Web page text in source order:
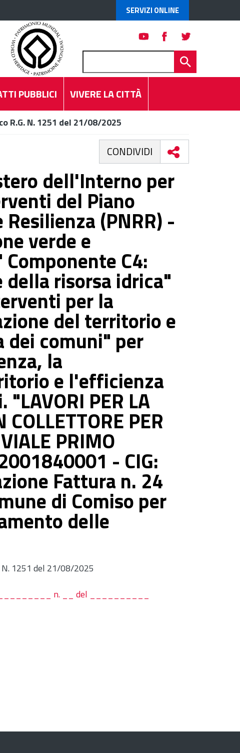
SERVIZI ONLINE
PUBBLICI VIVERE LA CITTÀ
R.G. N. 1251 del 21/08/2025
CONDIVIDI
dell'Interno per
del Piano
(PNRR) -
verde e
C4:
risorsa idrica"
per la
del territorio e
comuni" per
la
e l'efficienza
PER LA
PER
PRIMO
- CIG:
Fattura n. 24
di Comiso per
delle
N. 1251 del 21/08/2025
n. __ del __________